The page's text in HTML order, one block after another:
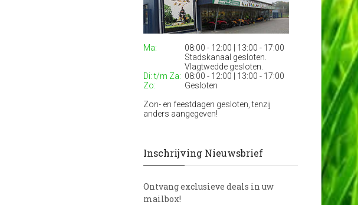
Ma:
08:00 - 12:00 | 13:00 - 17:00
Stadskanaal gesloten.
Vlagtwedde gesloten.
Di: t/m Za: 08:00 - 12:00 | 13:00 - 17:00
Zo:
Gesloten
Zon- en feestdagen gesloten, tenzij
anders aangegeven!
Inschrijving Nieuwsbrief
Ontvang exclusieve deals in uw
mailbox!